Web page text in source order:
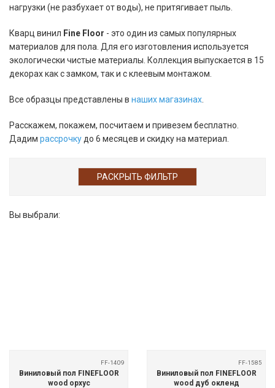
нагрузки (не разбухает от воды), не притягивает пыль.
Кварц винил Fine Floor - это один из самых популярных
материалов для пола. Для его изготовления используется
экологически чистые материалы. Коллекция выпускается в 15
декорах как с замком, так и с клеевым монтажом.
Все образцы представлены в наших магазинах
Расскажем, покажем, посчитаем и привезем бесплатно.
Дадим рассрочку до 6 месяцев и скидку на материал.
РАСКРЫТЬ ФИЛЬТР
Вы выбрали:
FF-1409
Виниловый пол FINEFLOOR
wood орхус
FF-1585
Виниловый пол FINEFLOOR
wood дуб окленд